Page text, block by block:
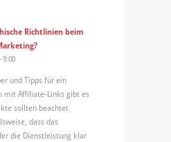
Richtlinien beim
9:00
und Tipps für ein
mit Affiliate-Links gibt es
sollten beachtet
dass das
die Dienstleistung klar